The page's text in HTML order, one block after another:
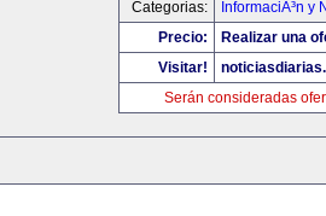
Categorias:
InformaciÃ³n y
Precio:
Realizar una
Visitar!
Serán consideradas